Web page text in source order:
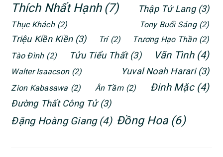
Thích Nhất Hạnh (7) Thập Tứ Lang (3)
Thục Khách (2) Tony Buổi Sáng (2)
Triệu Kiền Kiền (3) Trí (2) Trương Hạo Thần (2)
Tào Đình (2) Tửu Tiểu Thất (3) Vãn Tình (4)
Walter Isaacson (2) Yuval Noah Harari (3)
Zion Kabasawa (2) Ân Tầm (2) Đinh Mặc (4)
Đường Thất Công Tử (3)
Đặng Hoàng Giang (4) Đồng Hoa (6)